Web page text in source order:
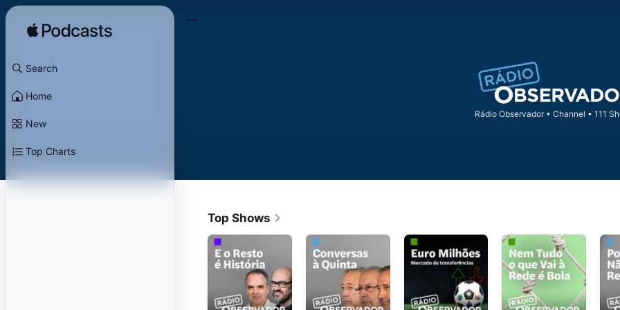
Search
Home
New
Top Charts
Rádio Observador • Channel • 111
Top Shows